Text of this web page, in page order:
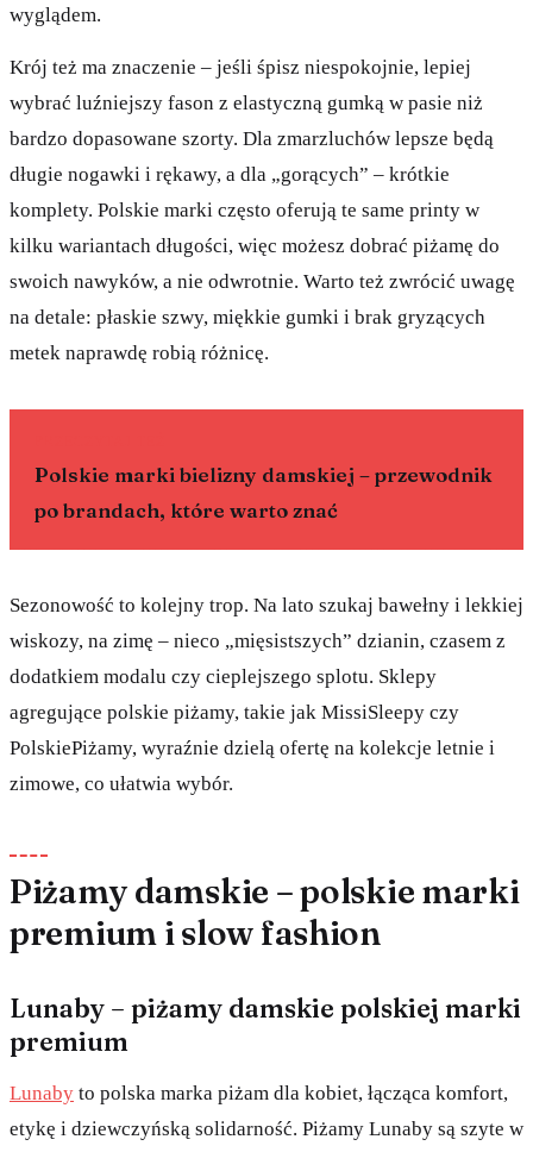
wyglądem.
Krój też ma znaczenie – jeśli śpisz niespokojnie, lepiej
wybrać luźniejszy fason z elastyczną gumką w pasie niż
bardzo dopasowane szorty. Dla zmarzluchów lepsze będą
długie nogawki i rękawy, a dla „gorących” – krótkie
komplety. Polskie marki często oferują te same printy w
kilku wariantach długości, więc możesz dobrać piżamę do
swoich nawyków, a nie odwrotnie. Warto też zwrócić uwagę
na detale: płaskie szwy, miękkie gumki i brak gryzących
metek naprawdę robią różnicę.
Polskie marki bielizny damskiej – przewodnik
po brandach, które warto znać
Sezonowość to kolejny trop. Na lato szukaj bawełny i lekkiej
wiskozy, na zimę – nieco „mięsistszych” dzianin, czasem z
dodatkiem modalu czy cieplejszego splotu. Sklepy
agregujące polskie piżamy, takie jak MissiSleepy czy
PolskiePiżamy, wyraźnie dzielą ofertę na kolekcje letnie i
zimowe, co ułatwia wybór.
Piżamy damskie – polskie marki
premium i slow fashion
Lunaby – piżamy damskie polskiej marki
premium
Lunaby to polska marka piżam dla kobiet, łącząca komfort,
etykę i dziewczyńską solidarność. Piżamy Lunaby są szyte w